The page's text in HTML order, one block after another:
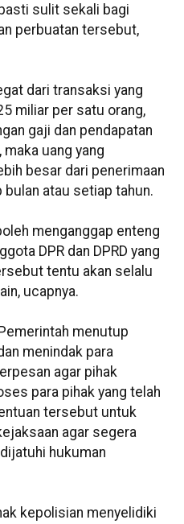
sulit sekali bagi
perbuatan tersebut,
dari transaksi yang
miliar per satu orang,
gaji dan pendapatan
uang yang
besar dari penerimaan
atau setiap tahun.
menganggap enteng
DPR dan DPRD yang
tentu akan selalu
ucapnya.
menutup
menindak para
agar pihak
para pihak yang telah
tersebut untuk
agar segera
hukuman
kepolisian menyelidiki